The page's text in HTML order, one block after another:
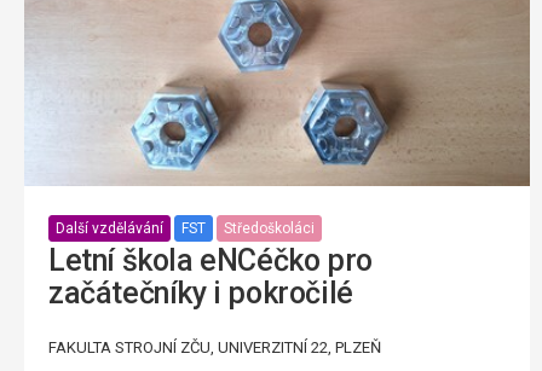
Další vzdělávání FST Středoškoláci
Letní škola eNCéčko pro
začátečníky i pokročilé
FAKULTA STROJNÍ ZČU, UNIVERZITNÍ 22, PLZEŇ